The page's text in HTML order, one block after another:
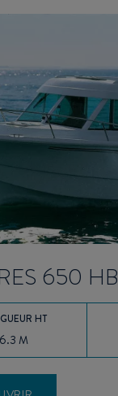
650 HB
HT
6.3 M